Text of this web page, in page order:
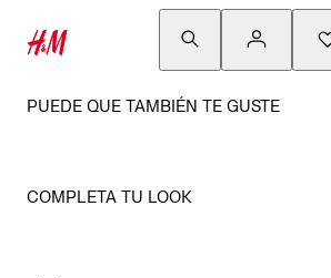
PUEDE QUE TAMBIÉN TE GUSTE
COMPLETA TU LOOK